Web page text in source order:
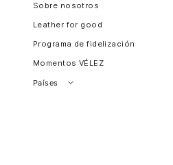
Sobre nosotros
Leather for good
Programa de fidelización
Momentos VÉLEZ
Países